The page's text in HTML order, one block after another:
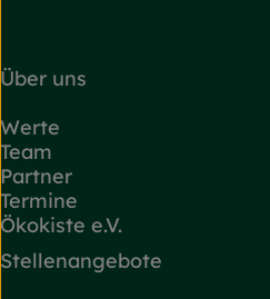
Über uns
Werte
Team
Partner
Termine
Ökokiste e.V.
Stellenangebote